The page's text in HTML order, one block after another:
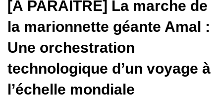
[À PARAITRE] La marche de
la marionnette géante Amal :
Une orchestration
technologique d’un voyage à
l’échelle mondiale